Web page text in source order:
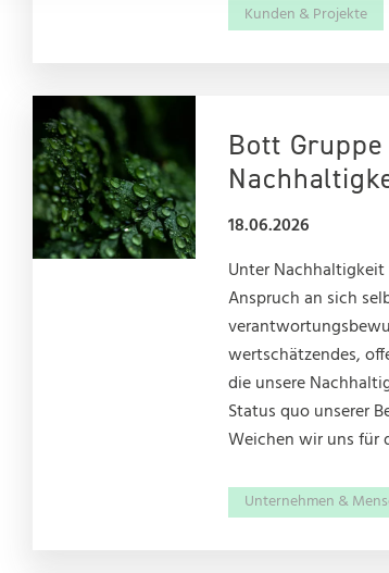
Kunden & Projekte
Bott
18.06.2026
Unter
Anspruch an sich
wertschätzendes,
die unsere
Status quo unserer
Weichen wir uns für
Unternehmen &